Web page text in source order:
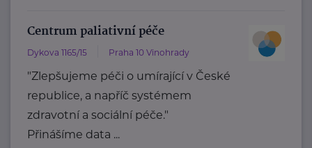
Centrum paliativní péče
Dykova 1165/15 Praha 10 Vinohrady
"Zlepšujeme péči o umírající v České
republice, a napříč systémem
zdravotní a sociální péče."
Přinášíme data ...